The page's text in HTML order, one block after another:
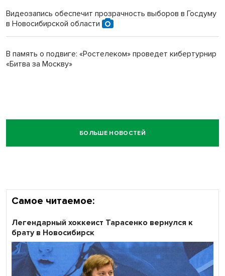
Видеозапись обеспечит прозрачность выборов в Госдуму
в Новосибирской области
В память о подвиге: «Ростелеком» проведет кибертурнир
«Битва за Москву»
БОЛЬШЕ НОВОСТЕЙ
Самое читаемое:
Легендарный хоккеист Тарасенко вернулся к
брату в Новосибирск